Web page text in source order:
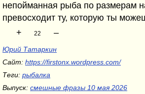
непойманная рыба по размерам
превосходит ту, которую ты
+
22 –
Юрий Татаркин
Сайт: https://firstonx.wordpress.com/
Теги: рыбалка
Выпуск: смешные фразы 10 мая 2026